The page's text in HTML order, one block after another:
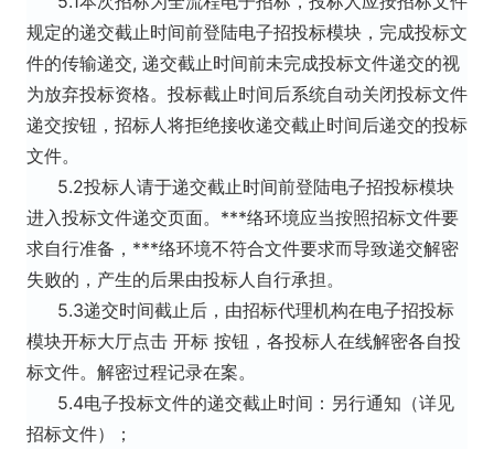
规定的递交截止时间前登陆电子招投标模块，完成投标文
件的传输递交, 递交截止时间前未完成投标文件递交的视
为放弃投标资格。投标截止时间后系统自动关闭投标文件
递交按钮，招标人将拒绝接收递交截止时间后递交的投标
文件。
5.2投标人请于递交截止时间前登陆电子招投标模块
进入投标文件递交页面。***络环境应当按照招标文件要
求自行准备，***络环境不符合文件要求而导致递交解密
失败的，产生的后果由投标人自行承担。
5.3递交时间截止后，由招标代理机构在电子招投标
模块开标大厅点击 开标 按钮，各投标人在线解密各自投
标文件。解密过程记录在案。
5.4电子投标文件的递交截止时间：另行通知（详见
招标文件）；